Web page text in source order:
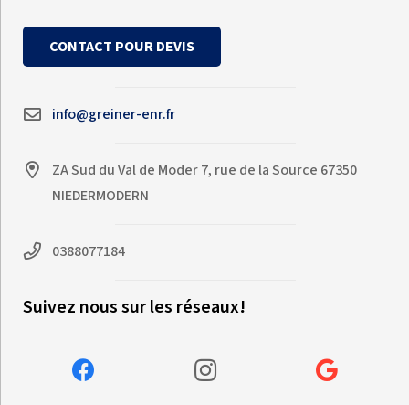
CONTACT POUR DEVIS
info@greiner-enr.fr
ZA Sud du Val de Moder 7, rue de la Source 67350
NIEDERMODERN
0388077184
Suivez nous sur les réseaux!